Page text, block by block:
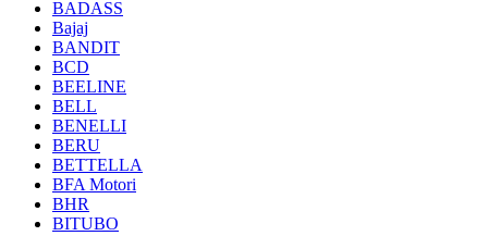
BADASS
Bajaj
BANDIT
BCD
BEELINE
BELL
BENELLI
BERU
BETTELLA
BFA Motori
BHR
BITUBO